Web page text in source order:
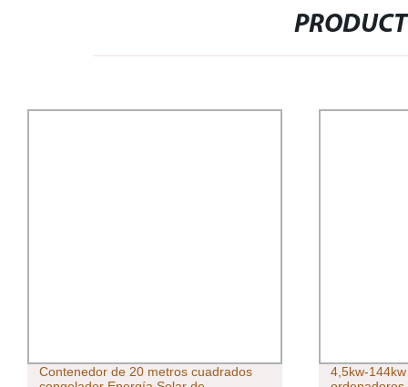
Contenedor de 20 metros cuadrados
4,5kw-